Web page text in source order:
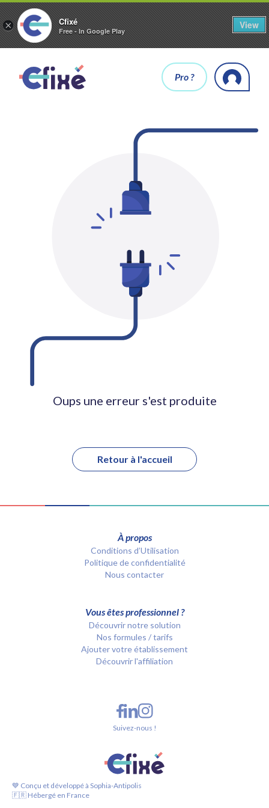
× Cfixé
Free - In Google Play
View
Pro ?
Oups une erreur s'est produite
Retour à l'accueil
À propos
Conditions d’Utilisation
Politique de confidentialité
Nous contacter
Vous êtes professionnel ?
Découvrir notre solution
Nos formules / tarifs
Ajouter votre établissement
Découvrir l'affiliation
💙 Conçu et développé à Sophia-Antipolis
🇫🇷 Hébergé en France
Suivez-nous !